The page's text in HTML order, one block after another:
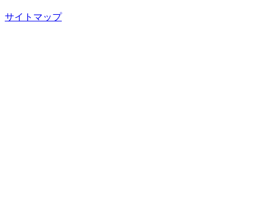
サイトマップ